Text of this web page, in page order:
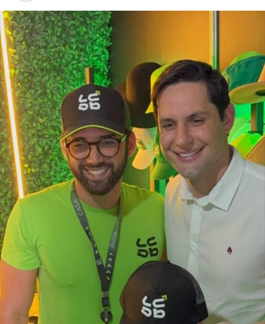
forte presença das indústrias de facção têxtil e da
bonelaria, segmentos que absorvem parcela significativa
da mão de obra, contribuindo para o aumento da renda
das famílias e reduzindo a necessidade de acesso ao
benefício.
Especialistas que analisaram os dados também atribuem
esse resultado ao trabalho desenvolvido pela política
municipal de assistência social. Na avaliação deles, a
atuação da gestão da Secretaria Municipal de Trabalho,
Habitação e Assistência Social, comandada pela
secretária Suzete Pereira, tem contribuído para fortalecer
ações de inclusão social, qualificação e
acompanhamento das famílias, favorecendo a autonomia
financeira e reduzindo a dependência de programas de
transferência de renda.
O estudo também aponta que outros municípios da região
do Seridó, como Ouro Branco, Cruzeta, Jardim do Seridó
e Acari, apresentam indicadores semelhantes em razão
da combinação entre atividade industrial, pecuária
leiteira, comércio, setor público e indicadores de
desenvolvimento humano superiores aos registrados em